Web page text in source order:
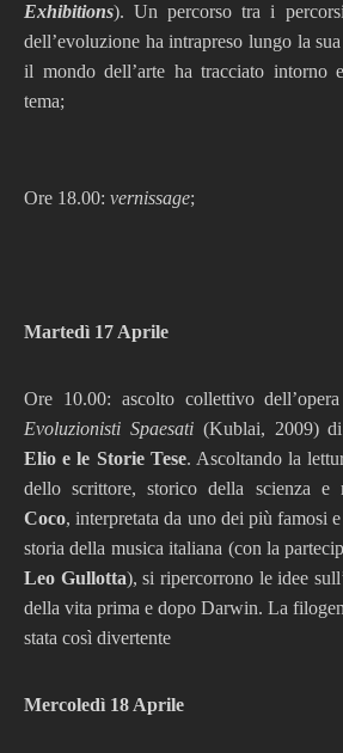
Exhibitions). Un percorso tra i
dell’evoluzione ha intrapreso lungo la
il mondo dell’arte ha tracciato intorno
tema;
Ore 18.00: vernissage;
Martedì 17 Aprile
Ore 10.00: ascolto collettivo dell’opera
Evoluzionisti Spaesati(Kublai, 2009)
Elio e le Storie Tese. Ascoltando la
dello scrittore, storico della scienza e
Coco, interpretata da uno dei più famosi
storia della musica italiana (con la
Leo Gullotta), si ripercorrono le idee
della vita prima e dopo Darwin. La
stata così divertente
Mercoledì 18 Aprile